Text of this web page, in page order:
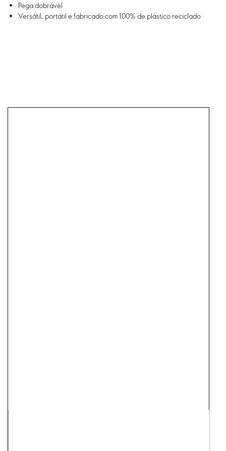
Pega dobrável
Versátil, portátil e fabricado com 100% de plástico reciclado